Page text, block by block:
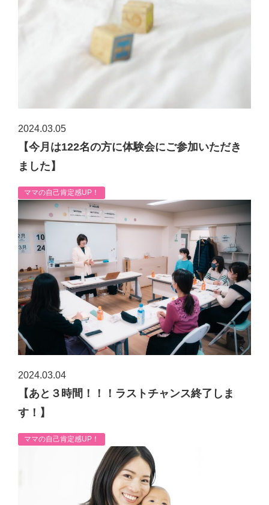
2024.03.05
【今月は122名の方に体験会にご参加いただき
ました】
ママの自己肯定感UP！
2024.03.04
【あと３時間！！！ラストチャンス終了しま
す！】
ママの自己肯定感UP！